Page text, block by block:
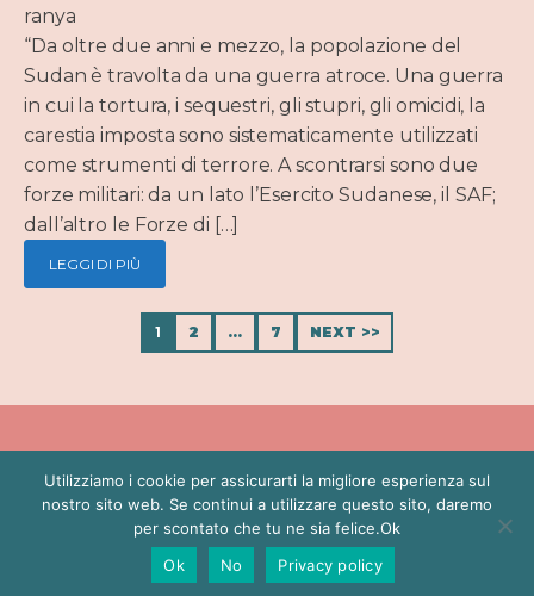
ranya
“Da oltre due anni e mezzo, la popolazione del
Sudan è travolta da una guerra atroce. Una guerra
in cui la tortura, i sequestri, gli stupri, gli omicidi, la
carestia imposta sono sistematicamente utilizzati
come strumenti di terrore. A scontrarsi sono due
forze militari: da un lato l’Esercito Sudanese, il SAF;
dall’altro le Forze di […]
LEGGI DI PIÙ
1 2 … 7 NEXT >>
BIO POLITICA PRESS CONTATTI PRIVACY POLICY
Proudly designed with LatteCreative
Utilizziamo i cookie per assicurarti la migliore esperienza sul
nostro sito web. Se continui a utilizzare questo sito, daremo
per scontato che tu ne sia felice.Ok
Ok
No Privacy policy